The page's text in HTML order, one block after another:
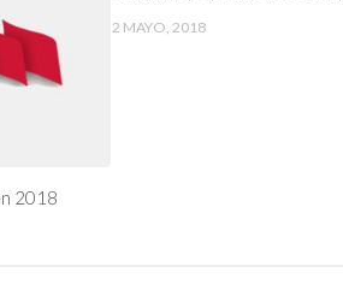
2018
2 MAYO, 2018